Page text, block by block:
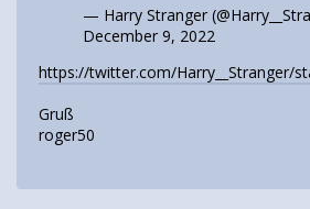
— Harry Stranger
December 9, 2022
https://twitter.com/Harry__Stranger/
Gruß
roger50